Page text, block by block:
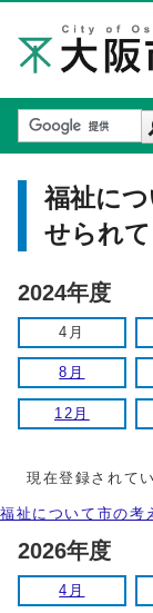
福祉に
せられ
2024年度
4月
8月
12月
現在登録されて
福祉について市の考
2026年度
4月